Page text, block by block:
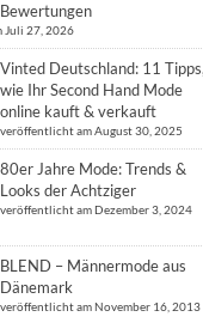
Bewertungen
Juli 27, 2026
Vinted Deutschland: 11 Tipps,
wie Ihr Second Hand Mode
online kauft & verkauft
veröffentlicht am August 30, 2025
80er Jahre Mode: Trends &
Looks der Achtziger
veröffentlicht am Dezember 3, 2024
BLEND – Männermode aus
Dänemark
veröffentlicht am November 16, 2013